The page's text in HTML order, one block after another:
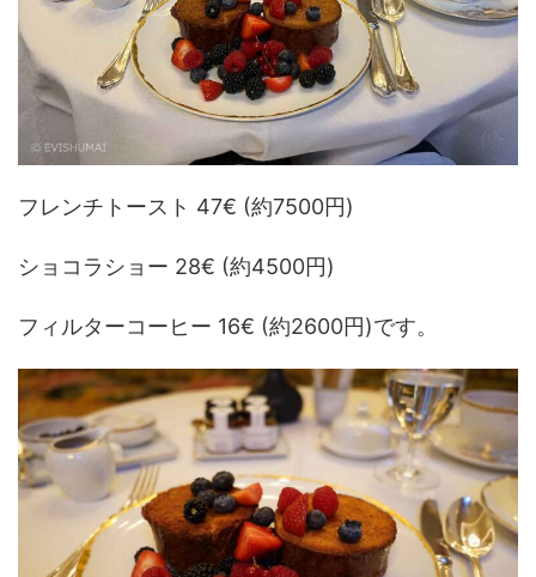
フレンチトースト 47€ (約7500円)
ショコラショー 28€ (約4500円)
フィルターコーヒー 16€ (約2600円)です。